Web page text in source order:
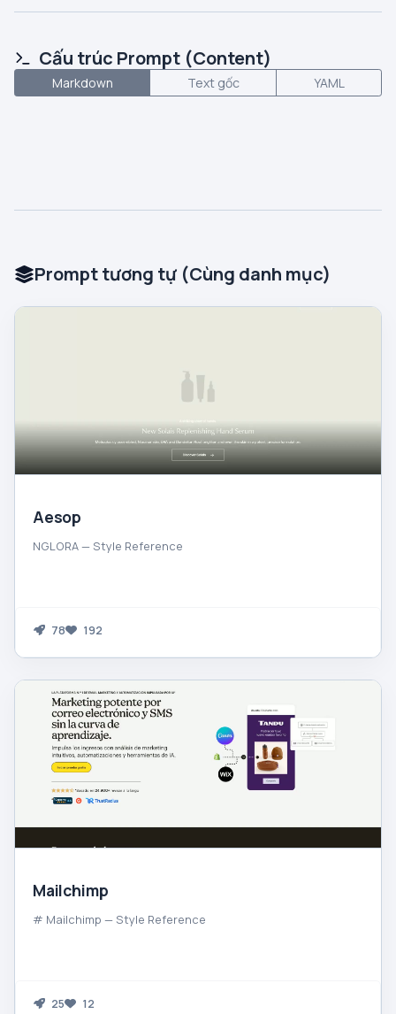
Cấu trúc Prompt (Content)
Markdown Text gốc YAML
Prompt tương tự (Cùng danh mục)
Aesop
NGLORA — Style Reference
78 192
Mailchimp
# Mailchimp — Style Reference
25 12